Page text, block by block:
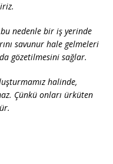
nedenle bir iş yerinde
savunur hale gelmeleri
gözetilmesini sağlar.
halinde,
Çünkü onları ürküten